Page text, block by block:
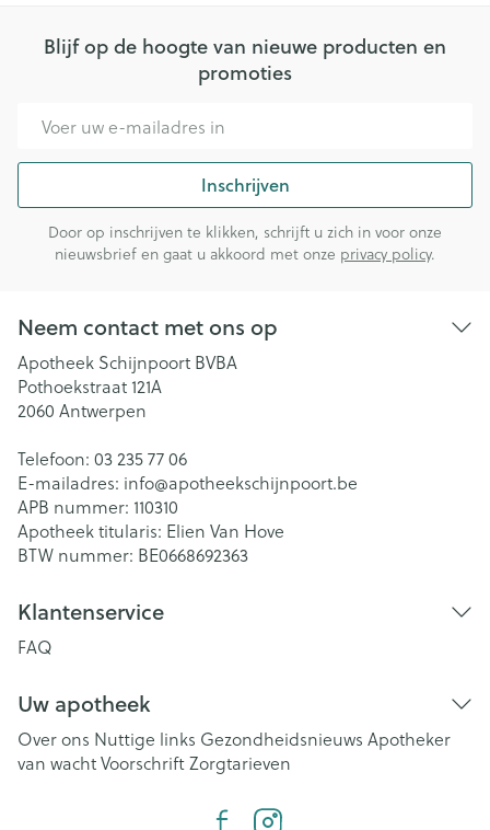
Blijf op de hoogte van nieuwe producten en
promoties
Inschrijven
Door op inschrijven te klikken, schrijft u zich in voor onze
nieuwsbrief en gaat u akkoord met onze privacy policy.
Neem contact met ons op
Apotheek Schijnpoort BVBA
Pothoekstraat 121A
2060 Antwerpen
Telefoon: 03 235 77 06
E-mailadres: info@apotheekschijnpoort.be
APB nummer: 110310
Apotheek titularis: Elien Van Hove
BTW nummer: BE0668692363
Klantenservice
FAQ
Uw apotheek
Over ons Nuttige links Gezondheidsnieuws Apotheker
van wachtVoorschriftZorgtarieven